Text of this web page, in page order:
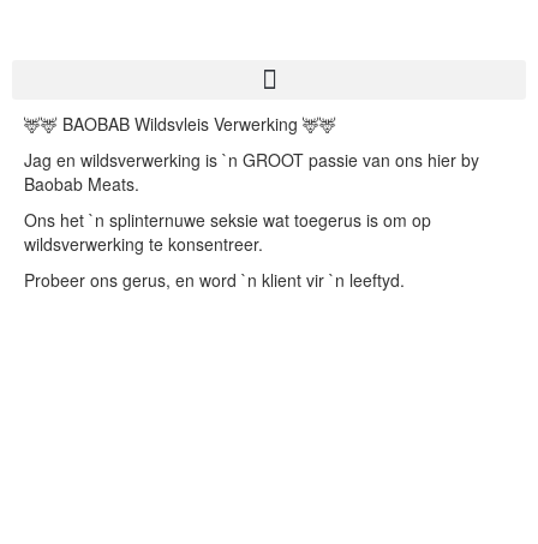
🦌🦌 BAOBAB Wildsvleis Verwerking 🦌🦌
Jag en wildsverwerking is `n GROOT passie van ons hier by
Baobab Meats.
Ons het `n splinternuwe seksie wat toegerus is om op
wildsverwerking te konsentreer.
Probeer ons gerus, en word `n klient vir `n leeftyd.